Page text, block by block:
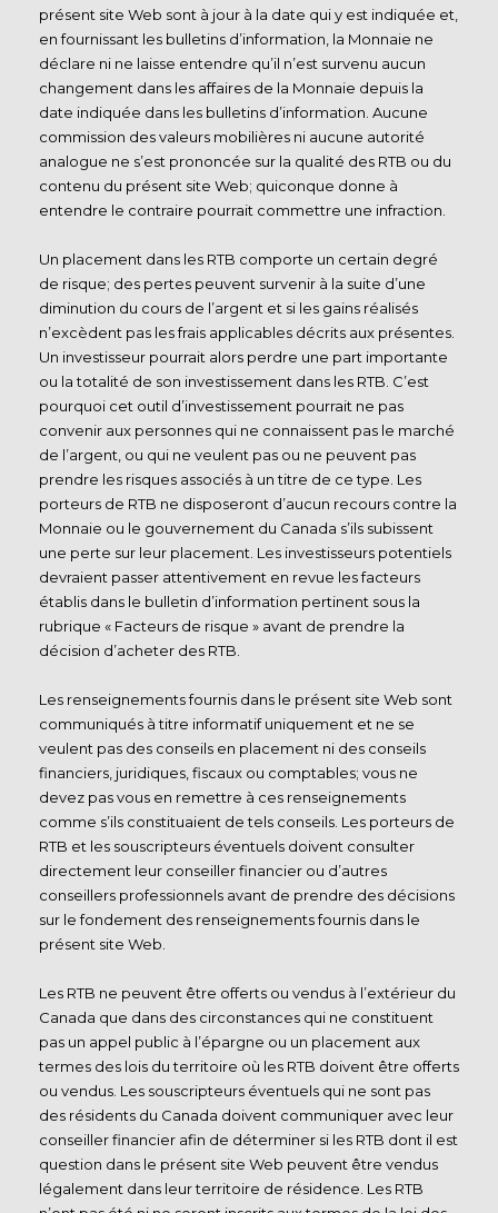
présent site Web sont à jour à la date qui y est indiquée et,
en fournissant les bulletins d’information, la Monnaie ne
déclare ni ne laisse entendre qu’il n’est survenu aucun
changement dans les affaires de la Monnaie depuis la
date indiquée dans les bulletins d’information. Aucune
commission des valeurs mobilières ni aucune autorité
analogue ne s’est prononcée sur la qualité des RTB ou du
contenu du présent site Web; quiconque donne à
entendre le contraire pourrait commettre une infraction.
Un placement dans les RTB comporte un certain degré
de risque; des pertes peuvent survenir à la suite d’une
diminution du cours de l’argent et si les gains réalisés
n’excèdent pas les frais applicables décrits aux présentes.
Un investisseur pourrait alors perdre une part importante
ou la totalité de son investissement dans les RTB. C’est
pourquoi cet outil d’investissement pourrait ne pas
convenir aux personnes qui ne connaissent pas le marché
de l’argent, ou qui ne veulent pas ou ne peuvent pas
prendre les risques associés à un titre de ce type. Les
porteurs de RTB ne disposeront d’aucun recours contre la
Monnaie ou le gouvernement du Canada s’ils subissent
une perte sur leur placement. Les investisseurs potentiels
devraient passer attentivement en revue les facteurs
établis dans le bulletin d’information pertinent sous la
rubrique « Facteurs de risque » avant de prendre la
décision d’acheter des RTB.
Les renseignements fournis dans le présent site Web sont
communiqués à titre informatif uniquement et ne se
veulent pas des conseils en placement ni des conseils
financiers, juridiques, fiscaux ou comptables; vous ne
devez pas vous en remettre à ces renseignements
comme s’ils constituaient de tels conseils. Les porteurs de
RTB et les souscripteurs éventuels doivent consulter
directement leur conseiller financier ou d’autres
conseillers professionnels avant de prendre des décisions
sur le fondement des renseignements fournis dans le
présent site Web.
Les RTB ne peuvent être offerts ou vendus à l’extérieur du
Canada que dans des circonstances qui ne constituent
pas un appel public à l’épargne ou un placement aux
termes des lois du territoire où les RTB doivent être offerts
ou vendus. Les souscripteurs éventuels qui ne sont pas
des résidents du Canada doivent communiquer avec leur
conseiller financier afin de déterminer si les RTB dont il est
question dans le présent site Web peuvent être vendus
légalement dans leur territoire de résidence. Les RTB